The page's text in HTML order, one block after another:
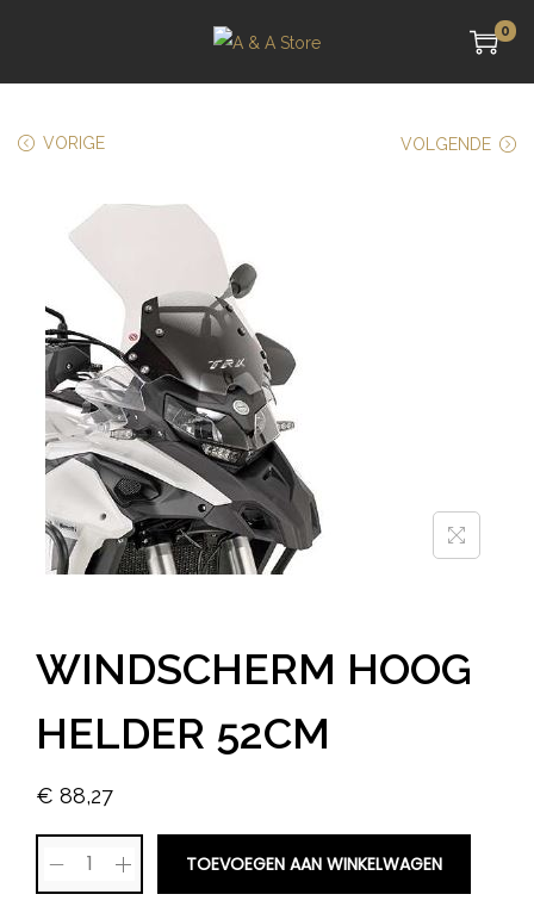
0
VORIGE VOLGENDE
WINDSCHERM HOOG
HELDER 52CM
€ 88,27
TOEVOEGEN AAN WINKELWAGEN